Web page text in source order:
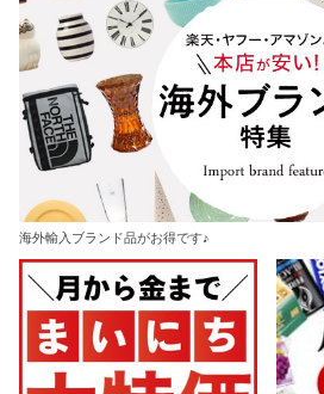
海外輸入ブランド品がお得です♪